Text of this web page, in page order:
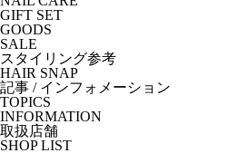
GIFT SET
GOODS
SALE
スタイリング参考
HAIR SNAP
記事 / インフォメーション
TOPICS
INFORMATION
取扱店舗
SHOP LIST